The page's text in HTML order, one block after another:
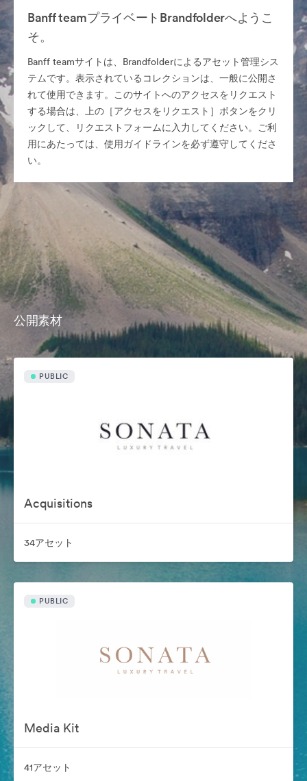
Banff teamプライベートBrandfolderへようこ
そ。
Banff teamサイトは、Brandfolderによるアセット管理シス
テムです。表示されているコレクションは、一般に公開さ
れて使用できます。このサイトへのアクセスをリクエスト
する場合は、上の［アクセスをリクエスト］ボタンをクリ
ックして、リクエストフォームに入力してください。ご利
用にあたっては、使用ガイドラインを必ず遵守してくださ
い。
公開素材
PUBLIC
Acquisitions
34アセット
PUBLIC
Media Kit
41アセット